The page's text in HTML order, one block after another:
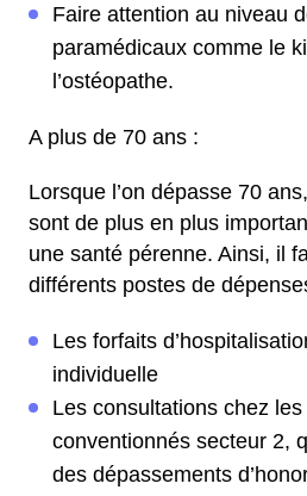
Faire attention au niveau
paramédicaux comme le
l’ostéopathe.
A plus de 70 ans :
Lorsque l’on dépasse 70
sont de plus en plus
une santé pérenne. Ainsi, il
différents postes de
Les forfaits
individuelle
Les consultations chez
conventionnés secteur 2,
des dépassements